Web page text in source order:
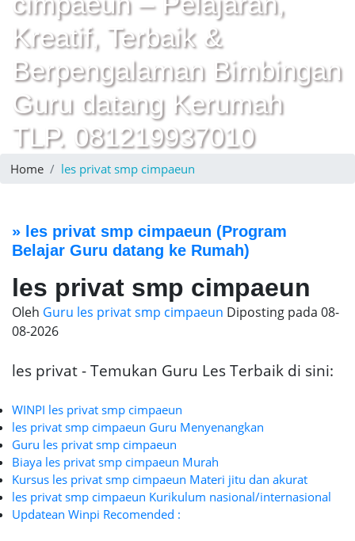
Kreatif, Terbaik &
Berpengalaman Bimbingan
Guru datang Kerumah
TLP. 081219937010
Home les privat smp cimpaeun
» les privat smp cimpaeun (Program
Belajar Guru datang ke Rumah)
les privat smp cimpaeun
Oleh Guru les privat smp cimpaeun Diposting pada 08-
08-2026
les privat - Temukan Guru Les Terbaik di sini:
WINPI les privat smp cimpaeun
les privat smp cimpaeun Guru Menyenangkan
Guru les privat smp cimpaeun
Biaya les privat smp cimpaeun Murah
Kursus les privat smp cimpaeun Materi jitu dan akurat
les privat smp cimpaeun Kurikulum nasional/internasional
Updatean Winpi Recomended :